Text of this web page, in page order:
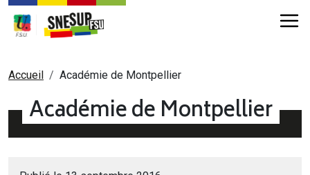
Aller au contenu principal
Fil d'Ariane
Accueil Académie de Montpellier
Académie de Montpellier